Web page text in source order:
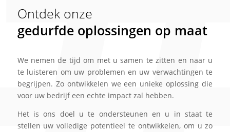
Ontdek onze
gedurfde oplossingen op maat
We nemen de tijd om met u samen te zitten en naar u
te luisteren om uw problemen en uw verwachtingen te
begrijpen. Zo ontwikkelen we een ​​unieke oplossing die
voor uw bedrijf een echte impact zal hebben.
Het is ons doel u te ondersteunen en u in staat te
stellen uw volledige potentieel te ontwikkelen, om u zo